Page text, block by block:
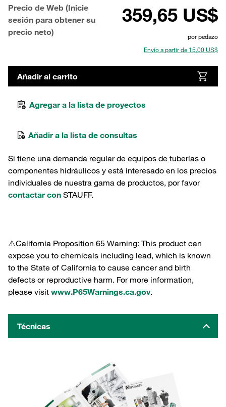
Precio de Web (Inicie
sesión para obtener su
precio neto)
359,65 US$
por pedazo
Envío a partir de 15,00 US$
Añadir al carrito
Agregar a la lista de proyectos
Añadir a la lista de consultas
Si tiene una demanda regular de equipos de tuberías o
componentes hidráulicos y está interesado en los precios
individuales de nuestra gama de productos, por favor
contactar con STAUFF.
⚠️California Proposition 65 Warning: This product can
expose you to chemicals including lead, which is known
to the State of California to cause cancer and birth
defects or reproductive harm. For more information,
please visit www.P65Warnings.ca.gov.
Técnicas